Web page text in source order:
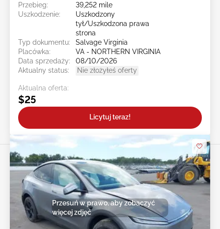
Przebieg:
39,252 mile
Uszkodzenie:
Uszkodzony
tył/Uszkodzona prawa
strona
Typ dokumentu:
Salvage Virginia
Placówka:
VA - NORTHERN VIRGINIA
Data sprzedaży:
08/10/2026
Aktualny status:
Nie złożyłeś oferty
Aktualna oferta:
$25
Licytuj teraz!
Przesuń w prawo, aby zobaczyć
więcej zdjęć